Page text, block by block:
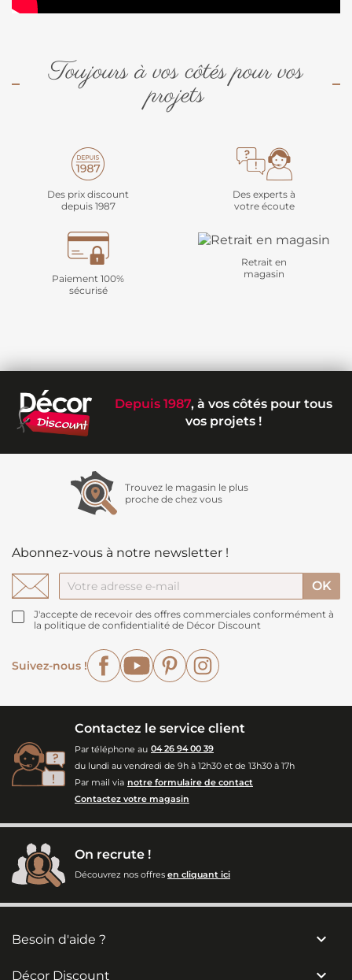
Toujours à vos côtés pour vos
projets
Des prix discount
depuis 1987
Des experts à
votre écoute
Paiement 100%
sécurisé
Retrait en
magasin
Depuis 1987, à vos côtés pour tous
vos projets !
Trouvez le magasin le plus
proche de chez vous
Abonnez-vous à notre newsletter !
J'accepte de recevoir des offres commerciales conformément à
la politique de confidentialité de Décor Discount
Suivez-nous !
FacebookYouTubePinterest
Contactez le service client
Par téléphone au 04 26 94 00 39
du lundi au vendredi de 9h à 12h30 et de 13h30 à 17h
Par mail via notre formulaire de contact
Contactez votre magasin
On recrute !
Découvrez nos offres en cliquant ici
Besoin d'aide ? 
Décor Discount 